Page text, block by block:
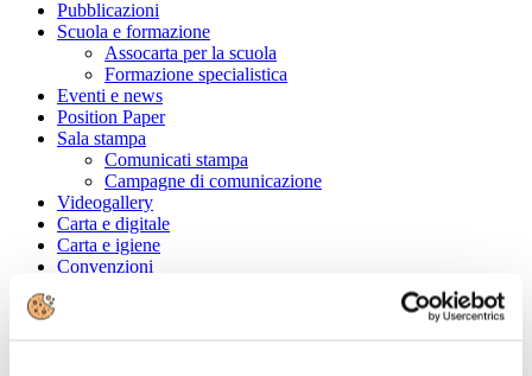
Pubblicazioni
Scuola e formazione
Assocarta per la scuola
Formazione specialistica
Eventi e news
Position Paper
Sala stampa
Comunicati stampa
Campagne di comunicazione
Videogallery
Carta e digitale
Carta e igiene
Convenzioni
Cerca tra le aziende associate